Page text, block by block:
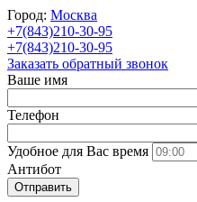
Город: Москва
+7(843)210-30-95
+7(843)210-30-95
Заказать обратный звонок
Ваше имя
Телефон
Удобное для Вас время
Антибот
Отправить